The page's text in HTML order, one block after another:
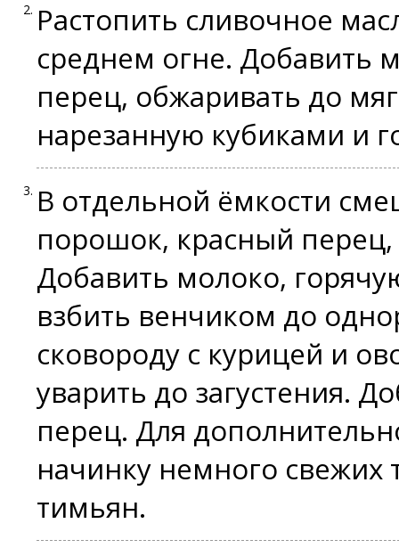
Растопить сливочное
среднем огне. Добавить
перец, обжаривать до
нарезанную кубиками и
В отдельной ёмкости
порошок, красный
Добавить молоко,
взбить венчиком до
сковороду с курицей и
уварить до загустения.
перец. Для
начинку немного свежих
тимьян.